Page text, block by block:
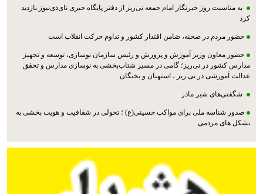
به مناسبت روز خبرنگار امام جمعه نی‌ریز از دفتر پایگاه خبری نای‌ذی‌نیوز بازدید
کرد
حضور مردم در صحنه، ضامن اقتدار کشور و تداوم حرکت انقلاب است
حضور معاون وزیر آموزش و پرورش و رئیس سازمان نوسازی، توسعه و تجهیز
مدارس کشور در نی‌ریز؛ گامی در مسیر شتاب‌بخشی به نوسازی مدارس و تحقق
عدالت آموزشی در نی ریز ، استهبان و بختگان
شگفتی‌های شیر مادر
صدور شناسه ملی برای مواکب حسینی(ع) ؛ تحولی در شفافیت و هویت بخشی به
تشکل های مردمی